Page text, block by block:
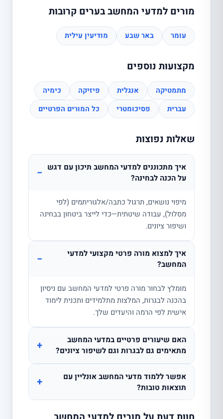
מורים למדעי המחשב בערים קרובות
עומר באר שבע מודיעין עילית
מקצועות נוספים
מתמטיקה אנגלית פיזיקה
כימיה
עברית
פסיכומטרי כל המורים הפרטיים
שאלות נפוצות
איך מתכוננים למדעי המחשב תיכון עם דגש
על הכנה לבחינה?
−
מיפוי נושאים, תרגול כתבה/אלגוריתמים (לפי
מסלול), עבודה שיטתית—כדי לייצר ביטחון בבחינה
ושיפור ציונים.
איך למצוא מורה פרטי מקצועי למדעי
המחשב?
−
מומלץ לבחור מורה פרטי למדעי המחשב עם ניסיון
בהכנה לבגרות, המלצות מתלמידים ותכנית לימוד
אישית לפי הרמה והיעדים שלך.
האם שיעורים פרטיים במדעי המחשב
מתאימים גם לבגרות וגם לשיפור ציונים?
+
אפשר ללמוד מדעי המחשב אונליין עם
תוצאות טובות?
+